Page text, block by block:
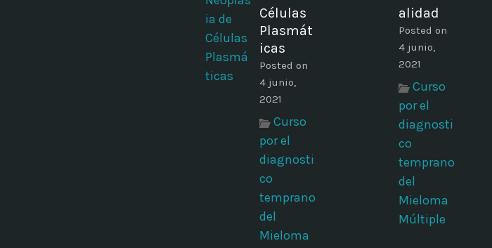
Células
Plasmát
icas
Posted on
4 junio,
2021
Curso
por el
diagnosti
co
temprano
del
Mieloma
alidad
Posted on
4 junio,
2021
Curso
por el
diagnosti
co
temprano
del
Mieloma
Múltiple